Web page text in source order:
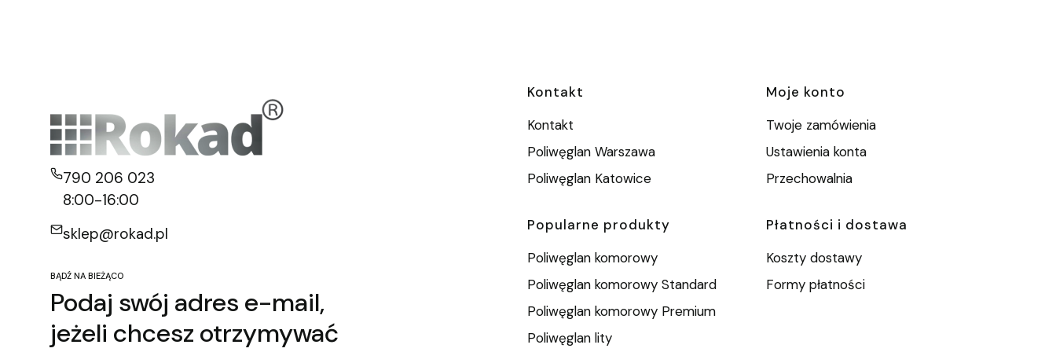
790 206 023
8:00-16:00
sklep@rokad.pl
BĄDŹ NA BIEŻĄCO
Podaj swój adres e-mail,
jeżeli chcesz otrzymywać
Linki w stopce
Kontakt
Kontakt
Poliwęglan Warszawa
Poliwęglan Katowice
Moje konto
Twoje zamówienia
Ustawienia konta
Przechowalnia
Popularne produkty
Poliwęglan komorowy
Poliwęglan komorowy Standard
Poliwęglan komorowy Premium
Poliwęglan lity
Płatności i dostawa
Koszty dostawy
Formy płatności